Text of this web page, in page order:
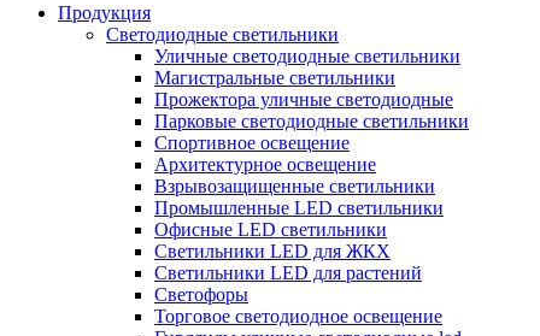
Продукция
Светодиодные светильники
Уличные светодиодные светильники
Магистральные светильники
Прожектора уличные светодиодные
Парковые светодиодные светильники
Спортивное освещение
Архитектурное освещение
Взрывозащищенные светильники
Промышленные LED светильники
Офисные LED светильники
Cветильники LED для ЖКХ
Светильники LED для растений
Светофоры
Торговое светодиодное освещение